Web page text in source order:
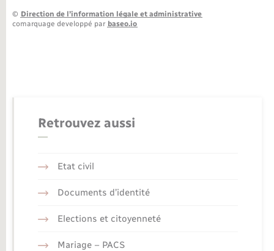
© Direction de l’information légale et administrative
comarquage developpé par baseo.io
Retrouvez aussi
Etat civil
Documents d’identité
Elections et citoyenneté
Mariage – PACS